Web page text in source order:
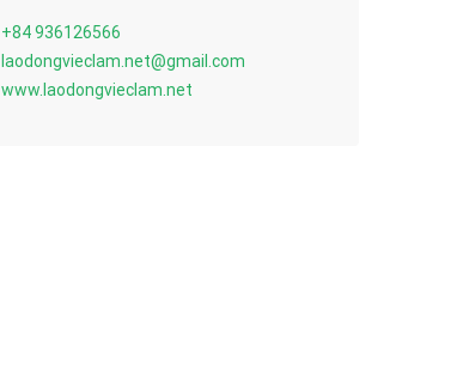
+84 936126566
laodongvieclam.net@gmail.com
www.laodongvieclam.net